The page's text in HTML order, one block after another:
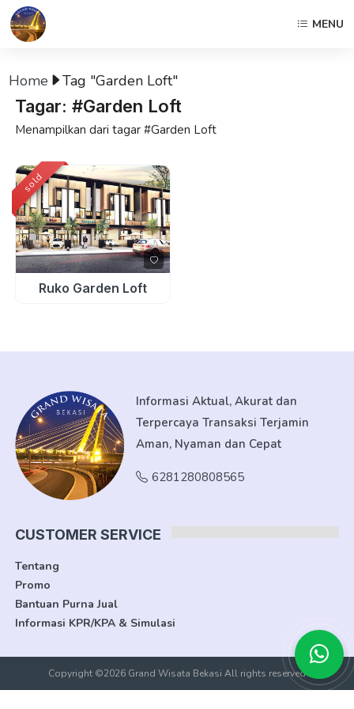
MENU
Home Tag "Garden Loft"
Tagar: #Garden Loft
Menampilkan dari tagar #Garden Loft
sold
Ruko Garden Loft
Informasi Aktual, Akurat dan
Terpercaya Transaksi Terjamin
Aman, Nyaman dan Cepat
6281280808565
CUSTOMER SERVICE
Tentang
Promo
Bantuan Purna Jual
Informasi KPR/KPA & Simulasi
Copyright ©2026 Grand Wisata Bekasi All rights reserved